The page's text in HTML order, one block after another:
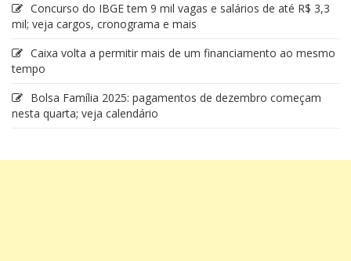
Concurso do IBGE tem 9 mil vagas e salários de até R$ 3,3
mil; veja cargos, cronograma e mais
Caixa volta a permitir mais de um financiamento ao mesmo
tempo
Bolsa Família 2025: pagamentos de dezembro começam
nesta quarta; veja calendário